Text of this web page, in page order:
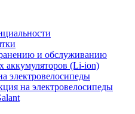
и обслуживанию
аккумуляторов (Li-ion)
электровелосипеды
на электровелосипеды